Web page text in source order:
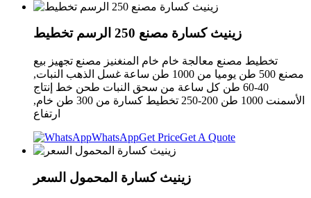
زينيث كسارة مصنع 250 الرسم تخطيط
تخطيط مصنع معالجة خام خام المنغنيز مصنع تجهيز بيع
مصنع 500 طن يوميا من 1000 طن ساعة غسل الذهب النبات,
40-60 طن كل ساعة من سحق النبات طحن خط إنتاج
الأسمنت 1000 طن 200-250 تخطيط كسارة من 300 طن خام,
ارتفاع
WhatsAppGet PriceGet A Quote
زينيث كسارة المحمول السعر